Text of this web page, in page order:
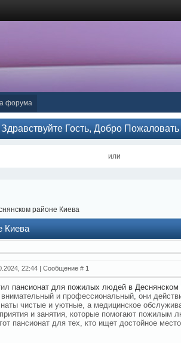
форума
Здравствуйте Гость, Добро
или
районе Киева
Киева
22:44 | Сообщение # 1
пансионат для пожилых людей в Деснянском
и профессиональный, они
чистые и уютные, а медицинское
и занятия, которые помогают
пансионат для тех, кто ищет достойное